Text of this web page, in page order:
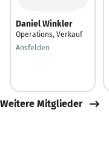
Daniel Winkler
Operations, Verkauf
Ansfelden
Weitere Mitglieder